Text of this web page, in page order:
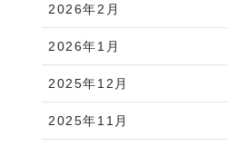
2026年2月
2026年1月
2025年12月
2025年11月